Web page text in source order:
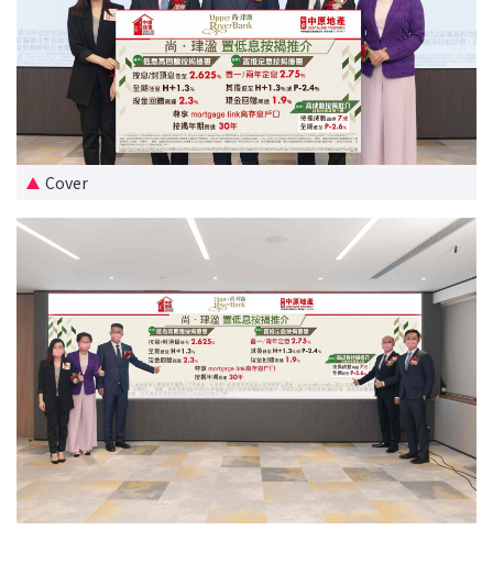
私人貸款
優惠禮遇
新盤優越按揭優惠
中原按揭標籤優惠
推薦齊齊友賞
按揭工具
按揭計算
轉按計算
置業預算
供款年期計算
Cover